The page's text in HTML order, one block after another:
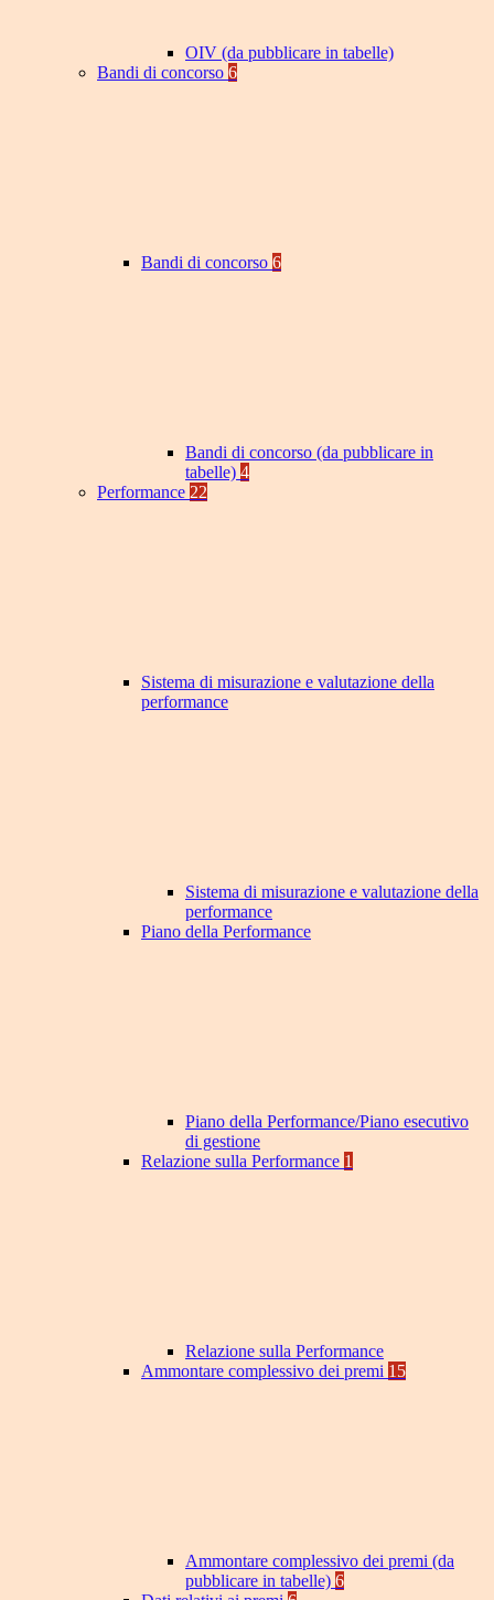
OIV (da pubblicare in tabelle)
Bandi di concorso 6
Bandi di concorso 6
Bandi di concorso (da pubblicare in
tabelle) 4
Performance 22
Sistema di misurazione e valutazione della
performance
Sistema di misurazione e valutazione della
performance
Piano della Performance
Piano della Performance/Piano esecutivo
di gestione
Relazione sulla Performance 1
Relazione sulla Performance
Ammontare complessivo dei premi 15
Ammontare complessivo dei premi (da
pubblicare in tabelle) 6